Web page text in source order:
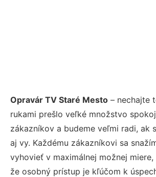
Opravár TV Staré Mesto – nechajte
rukami prešlo veľké množstvo
zákazníkov a budeme veľmi radi, ak
aj vy. Každému zákazníkovi sa
vyhovieť v maximálnej možnej
že osobný prístup je kľúčom k